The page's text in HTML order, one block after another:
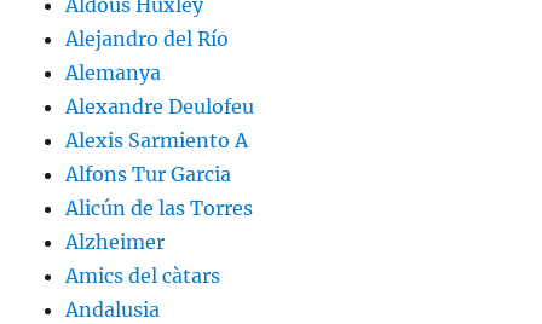
Alejandro del Río
Alemanya
Alexandre Deulofeu
Alexis Sarmiento A
Alfons Tur Garcia
Alicún de las Torres
Alzheimer
Amics del càtars
Andalusia